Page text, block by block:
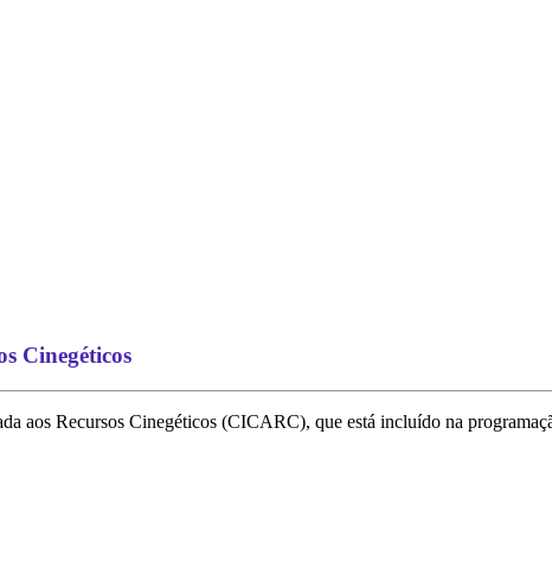
Cinegéticos
aos Recursos Cinegéticos (CICARC), que está incluído na